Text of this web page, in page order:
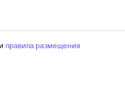
и правила размещения